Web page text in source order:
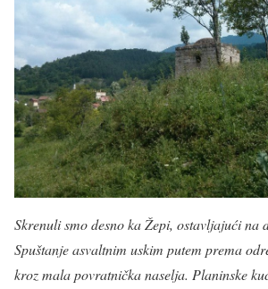
Skrenuli smo desno ka Žepi, ostavljajući na
Spuštanje asvaltnim uskim putem prema
kroz mala povratnička naselja. Planinske